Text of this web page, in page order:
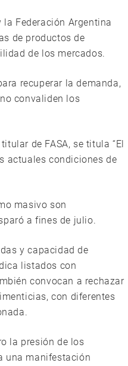
la Federación Argentina
de productos de
de los mercados.
recuperar la demanda,
convaliden los
de FASA, se titula “El
actuales condiciones de
masivo son
a fines de julio.
y capacidad de
listados con
convocan a rechazar
con diferentes
la presión de los
una manifestación